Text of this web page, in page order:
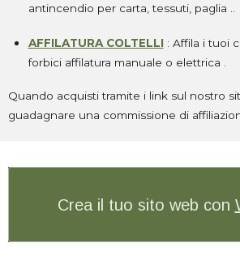
antincendio per carta, tessuti, paglia
AFFILATURA COLTELLI: Affila i tuoi
forbici affilatura manuale o elettrica .
Quando acquisti tramite i link sul nostro
guadagnare una commissione di
Crea il tuo sito web con